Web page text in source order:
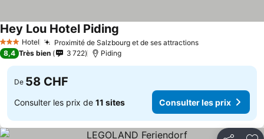
3 ÉtoilesHotel Proximité de Salzbourg et de ses attractionsConsulter les
Hey Lou Hotel Piding
8,4 Très bien 3 722 Piding
De 58 CHF
Consulter les prix de 11 sites Consulter les prix